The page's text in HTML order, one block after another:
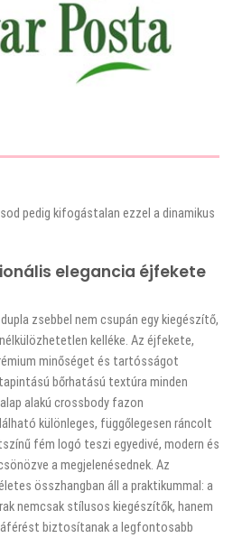
pedig kifogástalan ezzel a dinamikus
elegancia éjfekete
zsebbel nem csupán egy kiegészítő,
kelléke. Az éjfekete,
minőséget és tartósságot
bőrhatású textúra minden
alakú crossbody fazon
különleges, függőlegesen ráncolt
fém logó teszi egyedivé, modern és
a megjelenésednek. Az
összhangban áll a praktikummal: a
nemcsak stílusos kiegészítők, hanem
biztosítanak a legfontosabb